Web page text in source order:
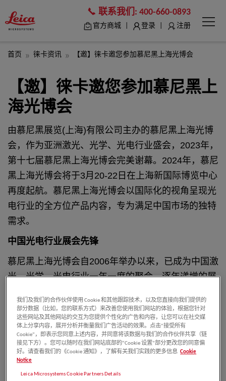
联系我们: 400-660-0893
官方商城 登录 注册
首页 徕卡资讯 【邀】徕卡邀您参加慕尼黑上海光博会
【邀】徕卡邀您参加慕尼黑上
海光博会
由慕尼黑展览(上海)有限公司主办的慕尼黑上海光博
会，作为亚洲激光、光学、光电行业盛会，2023年，
第十七届慕尼黑上海光博会完美谢幕。2024年，慕尼
黑上海光博会将于3月20-22 日在上海新国际博览中心
再度起航。慕尼黑上海光博会以国际化的视角呈现光
电行业的全方位产品内容，专为满足中国市场的独特
需求。
中国光电行业展会先锋
慕尼黑上海光博会自2006年举办以来，已成为中国激
光、光学、光电行业一年一度的聚会。逐年递增的展
明中国光电行业发展的坚强信念。慕尼黑上海光博会
助力行业发展趋势，集中展示涵盖激光器与光电子、
光学与光学制造、激光生产与加工技术、成像及机器
视觉、检测和质量控制五大板块的全方位产品内容，
我们及我们的合作伙伴使用 Cookie 和其他跟踪技术，以及您直接向我们提供的
部分数据（比如，您的联系方式）来改善您使用我们网站的体验，根据您针对
这些网站及其他网站的交互为您提供个性化的广告和内容，让您可以在社交媒
体上分享内容，展开分析并衡量我们广告活动的效果。点击“接受所有
Cookie”，即表示您同意上述内容，并同意将该数据与我们的合作伙伴共享（链
接见下方）。您可以随时在我们网站底部的“Cookie 设置”部分更改您的同意偏
好。请查看我们的《Cookie 通知》，了解有关我们实践的更多信息 Cookie
Notice
Leica Microsystems Cookie Partners Details